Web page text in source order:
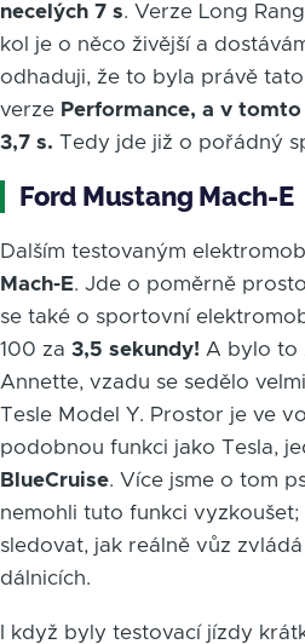
necelých 7 s. Verze Long
kol je o něco živější a
odhaduji, že to byla právě
verze Performance, a v
3,7 s. Tedy jde již o pořádný
Ford Mustang Mach-E
Dalším testovaným
Mach-E. Jde o poměrně
se také o sportovní
100 za 3,5 sekundy! A bylo to
Annette, vzadu se sedělo
Tesle Model Y. Prostor je ve
podobnou funkci jako Tesla,
BlueCruise. Více jsme o tom
nemohli tuto funkci
sledovat, jak reálně vůz
dálnicích.
I když byly testovací jízdy